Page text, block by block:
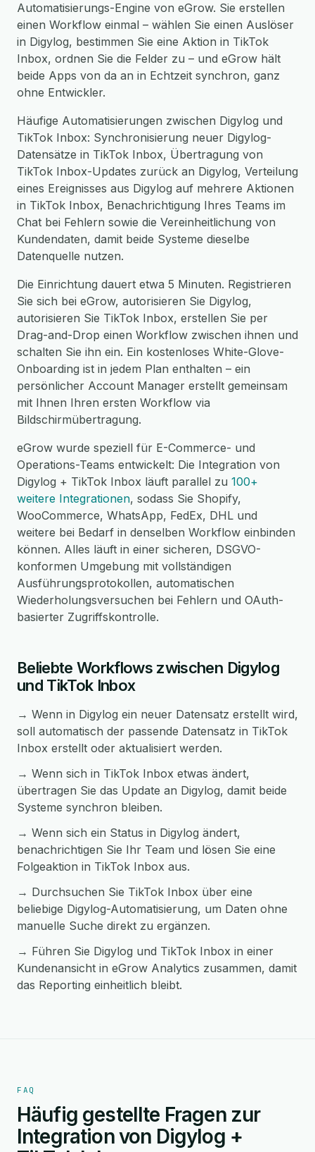
Automatisierungs-Engine von eGrow. Sie erstellen
einen Workflow einmal – wählen Sie einen Auslöser
in Digylog, bestimmen Sie eine Aktion in TikTok
Inbox, ordnen Sie die Felder zu – und eGrow hält
beide Apps von da an in Echtzeit synchron, ganz
ohne Entwickler.
Häufige Automatisierungen zwischen Digylog und
TikTok Inbox: Synchronisierung neuer Digylog-
Datensätze in TikTok Inbox, Übertragung von
TikTok Inbox-Updates zurück an Digylog, Verteilung
eines Ereignisses aus Digylog auf mehrere Aktionen
in TikTok Inbox, Benachrichtigung Ihres Teams im
Chat bei Fehlern sowie die Vereinheitlichung von
Kundendaten, damit beide Systeme dieselbe
Datenquelle nutzen.
Die Einrichtung dauert etwa 5 Minuten. Registrieren
Sie sich bei eGrow, autorisieren Sie Digylog,
autorisieren Sie TikTok Inbox, erstellen Sie per
Drag-and-Drop einen Workflow zwischen ihnen und
schalten Sie ihn ein. Ein kostenloses White-Glove-
Onboarding ist in jedem Plan enthalten – ein
persönlicher Account Manager erstellt gemeinsam
mit Ihnen Ihren ersten Workflow via
Bildschirmübertragung.
eGrow wurde speziell für E-Commerce- und
Operations-Teams entwickelt: Die Integration von
Digylog + TikTok Inbox läuft parallel zu 100+
weitere Integrationen, sodass Sie Shopify,
WooCommerce, WhatsApp, FedEx, DHL und
weitere bei Bedarf in denselben Workflow einbinden
können. Alles läuft in einer sicheren, DSGVO-
konformen Umgebung mit vollständigen
Ausführungsprotokollen, automatischen
Wiederholungsversuchen bei Fehlern und OAuth-
basierter Zugriffskontrolle.
Beliebte Workflows zwischen Digylog
und TikTok Inbox
→ Wenn in Digylog ein neuer Datensatz erstellt wird,
soll automatisch der passende Datensatz in TikTok
Inbox erstellt oder aktualisiert werden.
→ Wenn sich in TikTok Inbox etwas ändert,
übertragen Sie das Update an Digylog, damit beide
Systeme synchron bleiben.
→ Wenn sich ein Status in Digylog ändert,
benachrichtigen Sie Ihr Team und lösen Sie eine
Folgeaktion in TikTok Inbox aus.
→ Durchsuchen Sie TikTok Inbox über eine
beliebige Digylog-Automatisierung, um Daten ohne
manuelle Suche direkt zu ergänzen.
→ Führen Sie Digylog und TikTok Inbox in einer
Kundenansicht in eGrow Analytics zusammen, damit
das Reporting einheitlich bleibt.
FAQ
Häufig gestellte Fragen zur
Integration von Digylog +